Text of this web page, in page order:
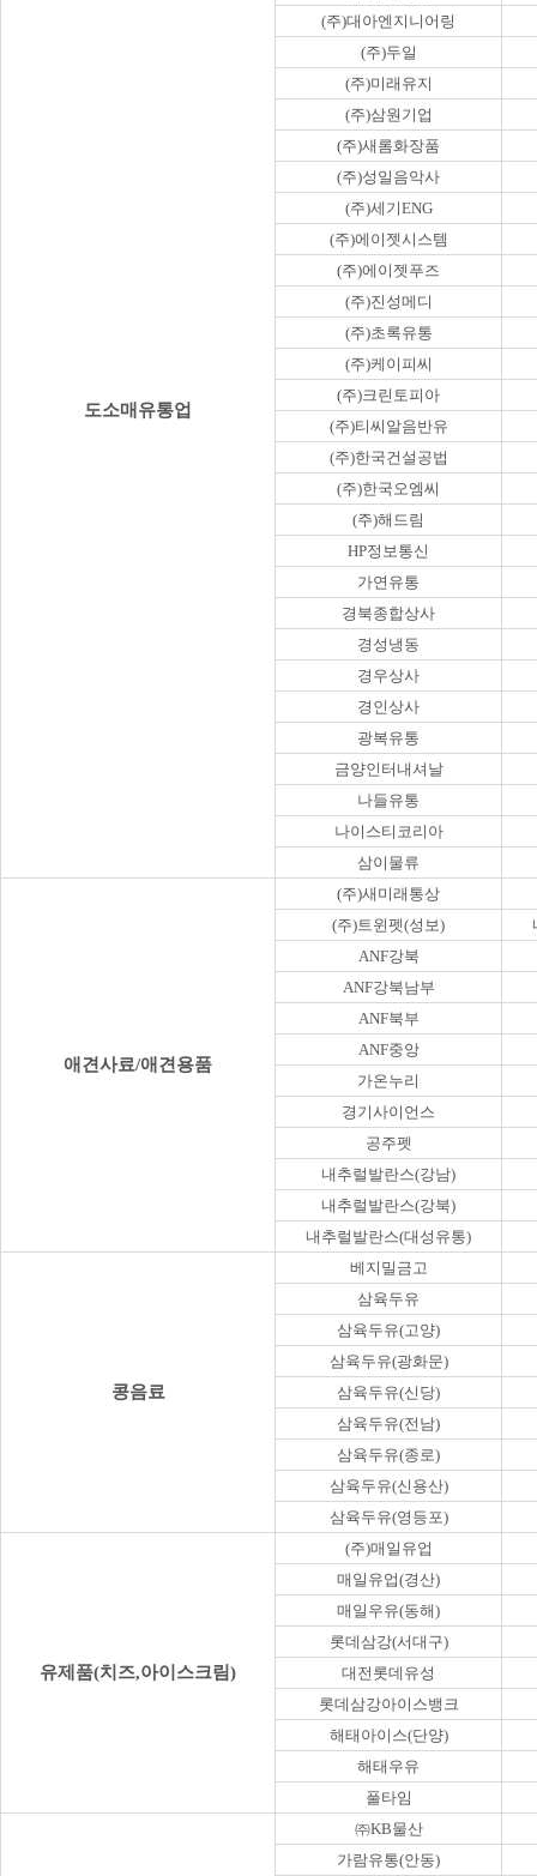
도소매유통업
(주)대아엔지니어링
(주)두일
(주)미래유지
(주)삼원기업
(주)새롬화장품
(주)성일음악사
(주)세기ENG
(주)에이젯시스템
(주)에이젯푸즈
(주)진성메디
(주)초록유통
(주)케이피씨
(주)크린토피아
(주)티씨알음반유
(주)한국건설공법
(주)한국오엠씨
(주)해드림
HP정보통신
가연유통
경북종합상사
경성냉동
경우상사
경인상사
광복유통
금양인터내셔날
나들유통
나이스티코리아
삼이물류
애견사료/애견용품
(주)새미래통상
(주)트윈펫(성보)
ANF강북
ANF강북남부
ANF북부
ANF중앙
가온누리
경기사이언스
공주펫
내추럴발란스(강남)
내추럴발란스(강북)
내추럴발란스(대성유통)
콩음료
베지밀금고
삼육두유
삼육두유(고양)
삼육두유(광화문)
삼육두유(신당)
삼육두유(전남)
삼육두유(종로)
삼육두유(신용산)
삼육두유(영등포)
유제품(치즈,아이스크림)
(주)매일유업
매일유업(경산)
매일우유(동해)
롯데삼강(서대구)
대전롯데유성
롯데삼강아이스뱅크
해태아이스(단양)
해태우유
풀타임
㈜KB물산
가람유통(안동)